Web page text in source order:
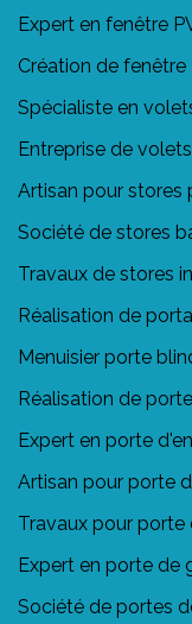
Expert en fenêtre
Création de fenêtre
Spécialiste en
Entreprise de
Artisan pour stores
Société de stores
Travaux de stores
Réalisation de
Menuisier porte
Réalisation de
Expert en porte
Artisan pour porte
Travaux pour porte
Expert en porte de
Société de portes